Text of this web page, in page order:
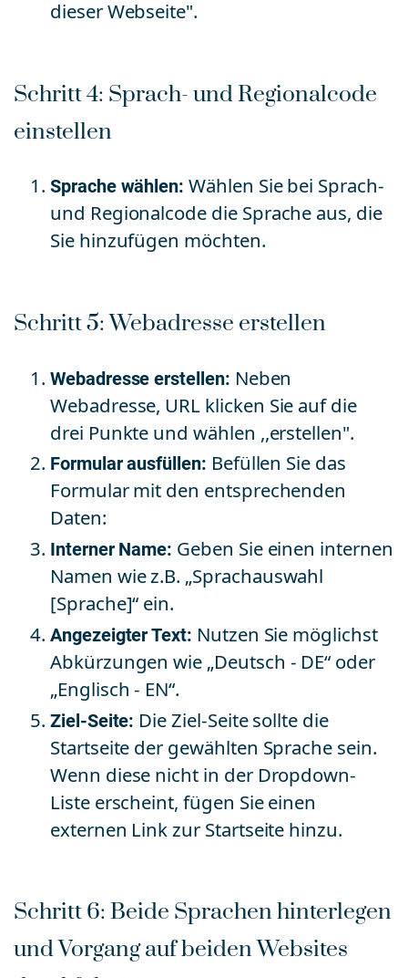
dieser Webseite".
Schritt 4: Sprach- und Regionalcode
einstellen
Sprache wählen: Wählen Sie bei Sprach-
und Regionalcode die Sprache aus, die
Sie hinzufügen möchten.
Schritt 5: Webadresse erstellen
Webadresse erstellen: Neben
Webadresse, URL klicken Sie auf die
drei Punkte und wählen ,,erstellen".
Formular ausfüllen: Befüllen Sie das
Formular mit den entsprechenden
Daten:
Interner Name: Geben Sie einen internen
Namen wie z.B. „Sprachauswahl
[Sprache]“ ein.
Angezeigter Text: Nutzen Sie möglichst
Abkürzungen wie „Deutsch - DE“ oder
„Englisch - EN“.
Ziel-Seite: Die Ziel-Seite sollte die
Startseite der gewählten Sprache sein.
Wenn diese nicht in der Dropdown-
Liste erscheint, fügen Sie einen
externen Link zur Startseite hinzu.
Schritt 6: Beide Sprachen hinterlegen
und Vorgang auf beiden Websites